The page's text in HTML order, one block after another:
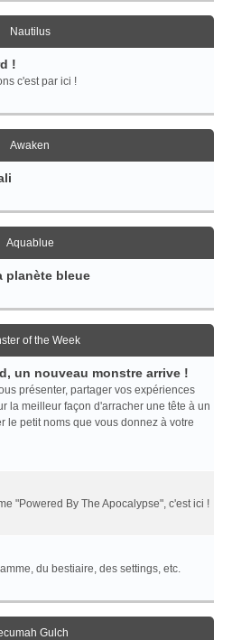
Nautilus
!
c'est par ici !
Awaken
Aquablue
planète bleue
of the Week
un nouveau monstre arrive !
présenter, partager vos expériences
la meilleur façon d'arracher une tête à un
le petit noms que vous donnez à votre
"Powered By The Apocalypse", c'est ici !
du bestiaire, des settings, etc.
Gulch